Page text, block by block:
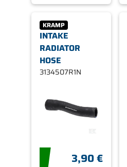
KRAMP
INTAKE
RADIATOR
HOSE
3134507R1N
3,90 €